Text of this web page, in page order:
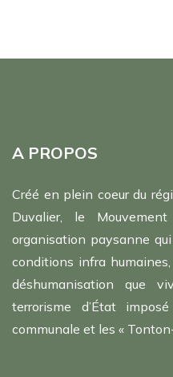
A PROPOS
Créé en plein coeur du
Duvalier, le
organisation paysanne qui
conditions infra
déshumanisation que
terrorisme d’État
communale et les «